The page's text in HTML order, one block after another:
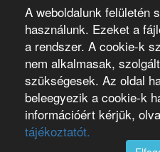
A weboldalunk felületén
használunk. Ezeket a
a rendszer. A cookie-k
nem alkalmasak,
szükségesek. Az oldal
beleegyezik a cookie-k
információért kérjük,
tájékoztatót.
Copyright 2016 Négypólus Kft